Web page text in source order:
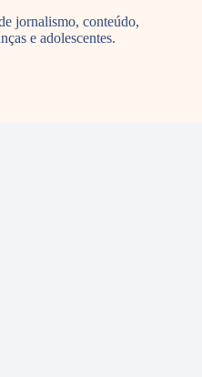
jornalismo, conteúdo,
e adolescentes.